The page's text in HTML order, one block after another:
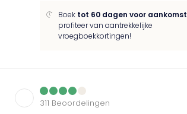
Boek tot 60 dagen voor aankomst
profiteer van aantrekkelijke
vroegboekkortingen!
311 Beoordelingen